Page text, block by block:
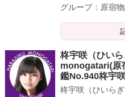
グループ：原宿
柊宇咲（ひいら
monogatari(原
鑑No.940​柊宇咲
柊宇咲（ひいら